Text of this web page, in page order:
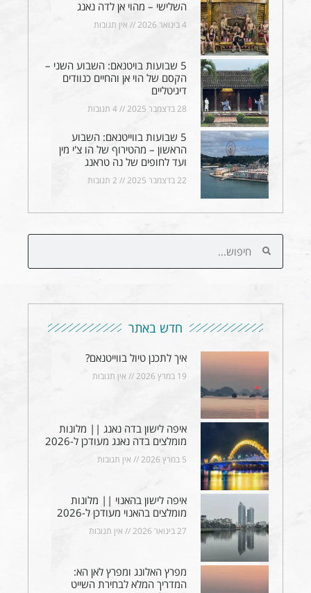
השלישי – מהוי אן לדה נאנג
4 בינואר 2026 אין תגובות
5 שבועות בויטנאם: השבוע השני –
הקסם של הוי אן והחיים כנוודים
דיגיטליים
28 בדצמבר 2025 4 תגובות
5 שבועות בווייטנאם: השבוע
הראשון – מהטירוף של הו צ'י מין
ועד לחופים של נה טראנג
22 בדצמבר 2025 2 תגובות
חדש באתר
איך לתכנן טיול בווייטנאם?
19 במרץ 2026 אין תגובות
איפה לישון בדה נאנג || מלונות
מומלצים בדה נאנג מעודכן ל-2026
5 במרץ 2026 אין תגובות
איפה לישון בהאנוי || מלונות
מומלצים בהאנוי מעודכן ל-2026
27 בינואר 2026 אין תגובות
מפרץ האלונג ומפרץ לאן הא:
המדריך המלא לבחירת השייט